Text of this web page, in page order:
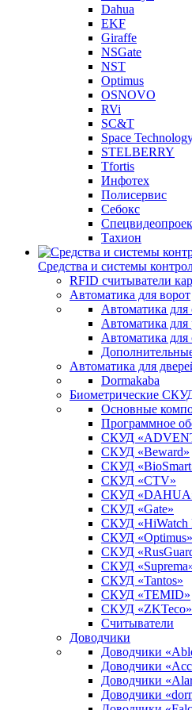
Dahua
EKF
Giraffe
NSGate
NST
Optimus
OSNOVO
RVi
SC&T
Space
STELBERRY
Tfortis
Инфотех
Полисервис
Себокс
Тахион
Средства и системы
RFID считыватели
Автоматика для ворот
Автоматика для
Автоматика
Автоматика
Автоматика для
Dormakaba
Биометрические
Основные
Программное
СКУД
СКУД «Beward»
СКУД
СКУД «CTV»
СКУД
СКУД «Gate»
СКУД «HiWatch
СКУД «Optimus»
СКУД
СКУД
СКУД «Tantos»
СКУД «TEMID»
СКУД «ZKTeco»
Считыватели
Доводчики
Доводчики
Доводчики
Доводчики
Доводчики